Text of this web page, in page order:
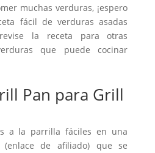
muchas verduras, ¡espero
fácil de verduras asadas
la receta para otras
que puede cocinar
Pan para Grill
a la parrilla fáciles en una
de afiliado) que se